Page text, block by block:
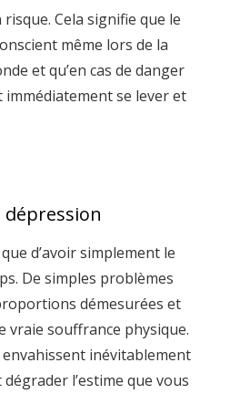
Cela signifie que le
même lors de la
et qu’en cas de danger
se lever et
d’avoir simplement le
De simples problèmes
démesurées et
vraie souffrance physique.
inévitablement
l’estime que vous